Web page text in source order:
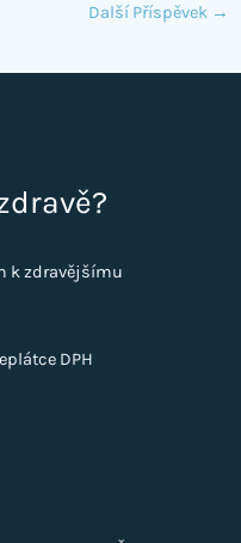
Další Příspěvek →
k zdravějšímu
DPH